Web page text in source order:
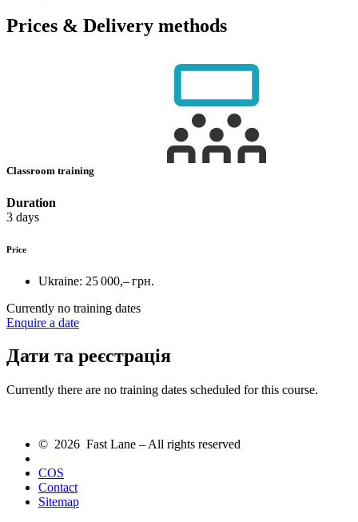
Prices & Delivery methods
Classroom training
Duration
3 days
Price
Ukraine: 25 000,– грн.
Currently no training dates
Enquire a date
Дати та реєстрація
Currently there are no training dates scheduled for this course.
© 2026 Fast Lane – All rights reserved
COS
Contact
Sitemap